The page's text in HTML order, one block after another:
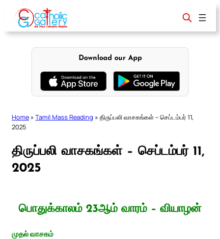
content
Download our App
Home » Tamil Mass Reading » திருப்பலி வாசகங்கள் – செப்டம்பர் 11,
2025
திருப்பலி வாசகங்கள் – செப்டம்பர் 11,
2025
பொதுக்காலம் 23ஆம் வாரம் – வியாழன்
முதல் வாசகம்